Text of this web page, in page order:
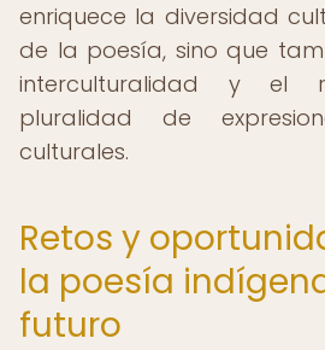
enriquece la diversidad
de la poesía, sino que
interculturalidad y el
pluralidad de
culturales.
Retos y
la poesía
futuro